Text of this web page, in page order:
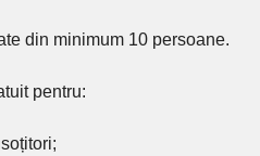
din minimum 10 persoane.
pentru: